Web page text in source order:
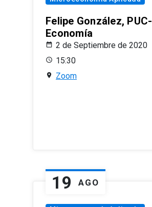
Felipe González, PUC-
Economía
2 de Septiembre de 2020
15:30
Zoom
19 AGO